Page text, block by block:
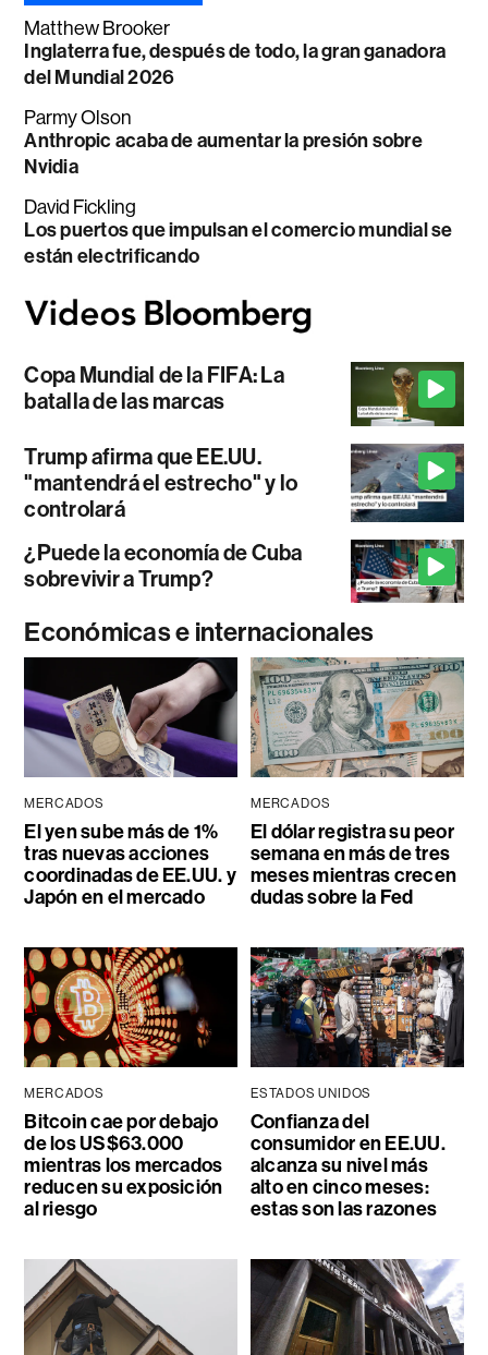
Matthew Brooker
Inglaterra fue, después de todo, la gran ganadora
del Mundial 2026
Parmy Olson
Anthropic acaba de aumentar la presión sobre
Nvidia
David Fickling
Los puertos que impulsan el comercio mundial se
están electrificando
Copa Mundial de la FIFA: La
batalla de las marcas
Trump afirma que EE.UU.
"mantendrá el estrecho" y lo
controlará
¿Puede la economía de Cuba
sobrevivir a Trump?
Económicas e internacionales
MERCADOS
El yen sube más de 1%
tras nuevas acciones
coordinadas de EE.UU. y
Japón en el mercado
MERCADOS
El dólar registra su peor
semana en más de tres
meses mientras crecen
dudas sobre la Fed
MERCADOS
Bitcoin cae por debajo
de los US$63.000
mientras los mercados
reducen su exposición
al riesgo
ESTADOS UNIDOS
Confianza del
consumidor en EE.UU.
alcanza su nivel más
alto en cinco meses:
estas son las razones